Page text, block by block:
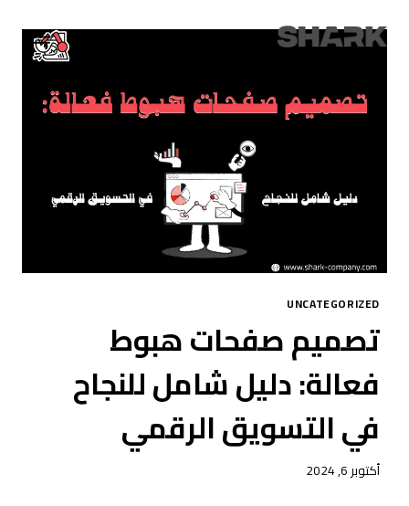
UNCATEGORIZED
تصميم صفحات هبوط
فعالة: دليل شامل للنجاح
في التسويق الرقمي
أكتوبر 6, 2024